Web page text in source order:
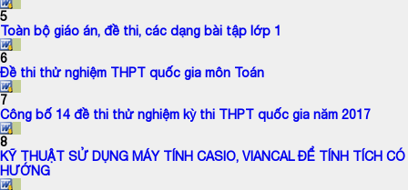
5
Toàn bộ giáo án, đề thi, các dạng bài tập lớp 1
6
Đề thi thử nghiệm THPT quốc gia môn Toán
7
Công bố 14 đề thi thử nghiệm kỳ thi THPT quốc gia năm 2017
8
KỸ THUẬT SỬ DỤNG MÁY TÍNH CASIO, VIANCAL ĐỂ TÍNH TÍCH CÓ
HƯỚNG